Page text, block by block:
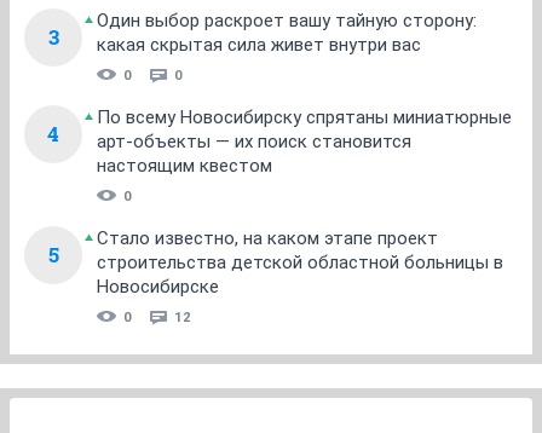
3
Один выбор раскроет вашу тайную сторону:
какая скрытая сила живет внутри вас
0 0
4
По всему Новосибирску спрятаны миниатюрные
арт-объекты — их поиск становится
настоящим квестом
0
5
Стало известно, на каком этапе проект
строительства детской областной больницы в
Новосибирске
0 12